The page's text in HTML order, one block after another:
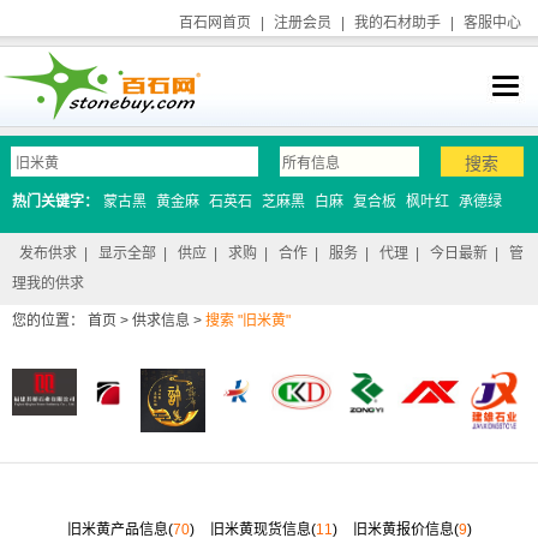
百石网首页 注册会员 我的石材助手 客服中心
热门关键字： 蒙古黑 黄金麻 石英石 芝麻黑 白麻 复合板 枫叶红 承德绿
发布供求 显示全部 供应 求购 合作 服务 代理 今日最新
管
理我的供求
您的位置： 首页 > 供求信息 > 搜索 "旧米黄"
旧米黄产品信息(70) 旧米黄现货信息(11) 旧米黄报价信息(9)